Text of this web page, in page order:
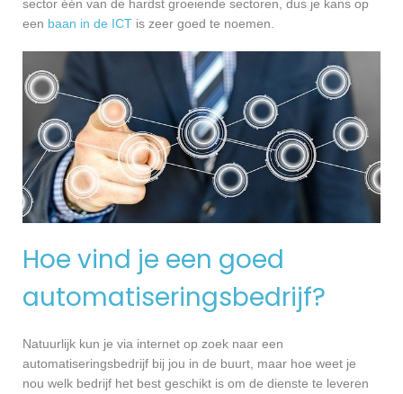
sector één van de hardst groeiende sectoren, dus je kans op
een baan in de ICT is zeer goed te noemen.
Hoe vind je een goed
automatiseringsbedrijf?
Natuurlijk kun je via internet op zoek naar een
automatiseringsbedrijf bij jou in de buurt, maar hoe weet je
nou welk bedrijf het best geschikt is om de dienste te leveren